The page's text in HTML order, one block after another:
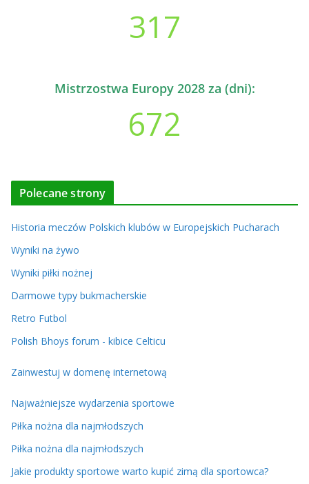
317
Mistrzostwa Europy 2028 za (dni):
672
Polecane strony
Historia meczów Polskich klubów w Europejskich Pucharach
Wyniki na żywo
Wyniki piłki nożnej
Darmowe typy bukmacherskie
Retro Futbol
Polish Bhoys forum - kibice Celticu
Zainwestuj w domenę internetową
Najważniejsze wydarzenia sportowe
Piłka nożna dla najmłodszych
Piłka nożna dla najmłodszych
Jakie produkty sportowe warto kupić zimą dla sportowca?